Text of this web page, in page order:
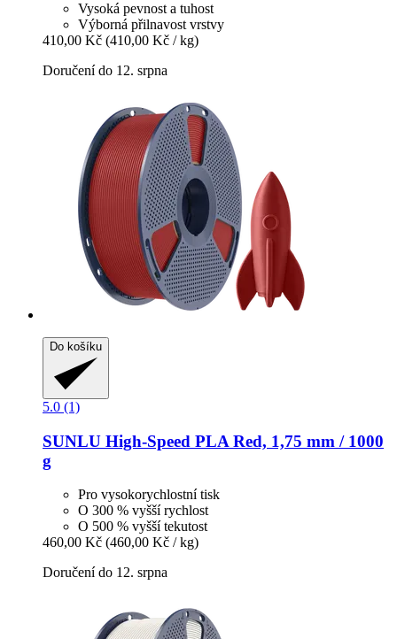
Vysoká pevnost a tuhost
Výborná přilnavost vrstvy
410,00 Kč (410,00 Kč / kg)
Doručení do 12. srpna
Do košíku
5.0 (1)
SUNLU High-​Speed PLA Red, 1,75 mm / 1000
g
Pro vysokorychlostní tisk
O 300 % vyšší rychlost
O 500 % vyšší tekutost
460,00 Kč (460,00 Kč / kg)
Doručení do 12. srpna